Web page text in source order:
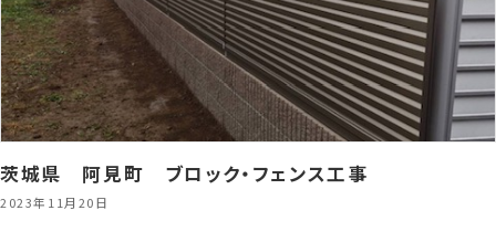
茨城県 阿見町 ブロック・フェンス工事
2023年11月20日